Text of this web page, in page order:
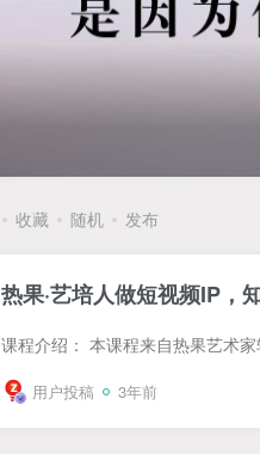
收藏 随机 发布
热果·艺培人做短视频IP，
用户投稿 3年前